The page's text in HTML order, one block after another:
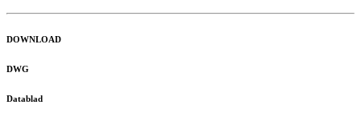
DOWNLOAD
DWG
Datablad